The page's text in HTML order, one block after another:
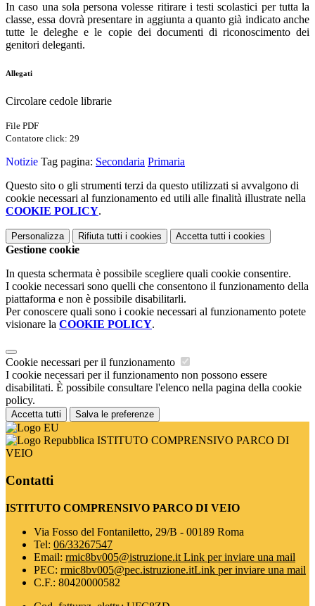
In caso una sola persona volesse ritirare i testi scolastici per tutta la
classe, essa dovrà presentare in aggiunta a quanto già indicato anche
tutte le deleghe e le copie dei documenti di riconoscimento dei
genitori deleganti.
Allegati
Circolare cedole librarie
File PDF
Contatore click: 29
Notizie Tag pagina: Secondaria Primaria
Questo sito o gli strumenti terzi da questo utilizzati si avvalgono di
cookie necessari al funzionamento ed utili alle finalità illustrate nella
COOKIE POLICY.
Personalizza Rifiuta tutti i cookies Accetta tutti i cookies
Gestione cookie
In questa schermata è possibile scegliere quali cookie consentire.
I cookie necessari sono quelli che consentono il funzionamento della
piattaforma e non è possibile disabilitarli.
Per conoscere quali sono i cookie necessari al funzionamento potete
visionare la COOKIE POLICY.
Cookie necessari per il funzionamento
I cookie necessari per il funzionamento non possono essere
disabilitati. È possibile consultare l'elenco nella pagina della cookie
policy.
Accetta tutti Salva le preferenze
ISTITUTO COMPRENSIVO PARCO DI
VEIO
Contatti
ISTITUTO COMPRENSIVO PARCO DI VEIO
Via Fosso del Fontaniletto, 29/B - 00189 Roma
Tel: 06/33267547
Email: rmic8bv005@istruzione.it Link per inviare una mail
PEC: rmic8bv005@pec.istruzione.itLink per inviare una mail
C.F.: 80420000582